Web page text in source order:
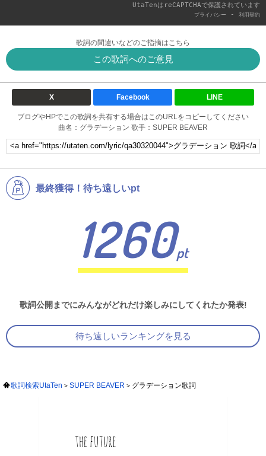
UtaTenはreCAPTCHAで保護されています
プライバシー - 利用契約
歌詞の間違いなどのご指摘はこちら
この歌詞へのご意見
X Facebook LINE
ブログやHPでこの歌詞を共有する場合はこのURLをコピーしてください
曲名：グラデーション 歌手：SUPER BEAVER
最終獲得！待ち遠しいpt
1260pt
歌詞公開までにみんながどれだけ楽しみにしてくれたか発表!
待ち遠しいランキングを見る
歌詞検索UtaTen SUPER BEAVER グラデーション歌詞